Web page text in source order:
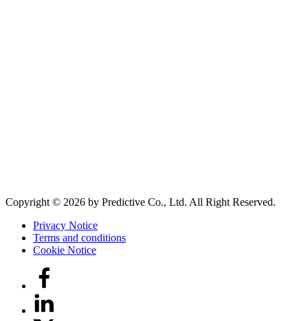
Copyright © 2026 by Predictive Co., Ltd. All Right Reserved.
Privacy Notice
Terms and conditions
Cookie Notice